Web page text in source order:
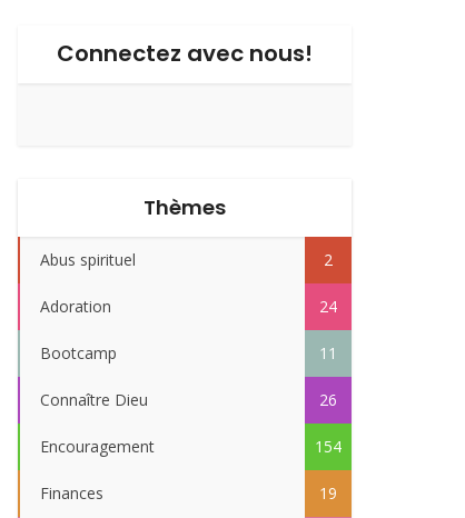
Connectez avec nous!
Thèmes
Abus spirituel 2
Adoration 24
Bootcamp 11
Connaître Dieu 26
Encouragement 154
Finances 19